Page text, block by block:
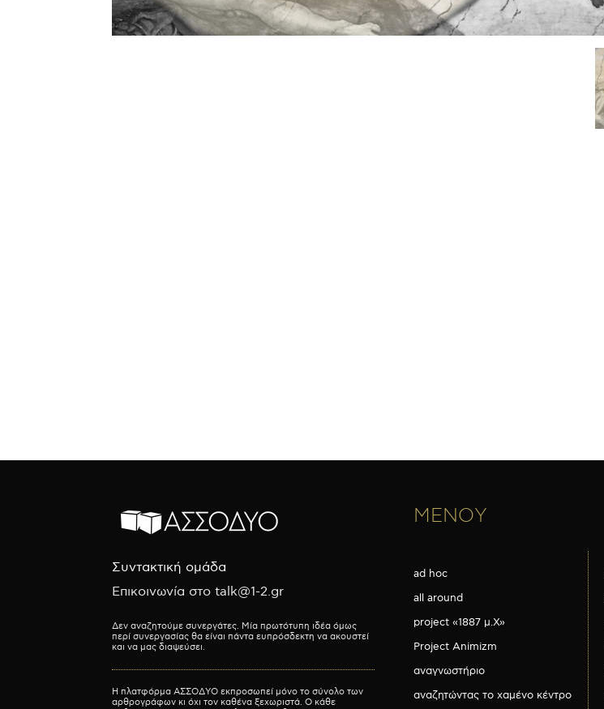
Συντακτική ομάδα
Επικοινωνία στο talk@1-2.gr
Δεν αναζητούμε συνεργάτες. Μία πρωτότυπη ιδέα όμως
περί συνεργασίας θα είναι πάντα ευπρόσδεκτη να ακουστεί
και να μας διαψεύσει.
Η πλατφόρμα ΑΣΣΟΔΥΟ εκπροσωπεί μόνο το σύνολο των
αρθρογράφων κι όχι τον καθένα ξεχωριστά. Ο κάθε
ΜΕΝΟΥ
ad hoc
all around
project «1887 μ.Χ»
Project Animizm
αναγνωστήριο
αναζητώντας το χαμένο κέντρο